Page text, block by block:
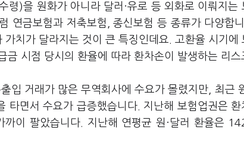
령)을 원화가 아니라 달러·유로 등 외화로 이뤄지는
연금보험과 저축보험, 종신보험 등 종류가 다양합
치가 달라지는 것이 큰 특징인데요. 고환율 시기에
금 시점 당시의 환율에 따라 환차손이 발생하는 리스
입 거래가 많은 무역회사에 수요가 몰렸지만, 최근
타면서 수요가 급증했습니다. 지난해 보험업권은 환
이 팔았습니다. 지난해 연평균 원·달러 환율은